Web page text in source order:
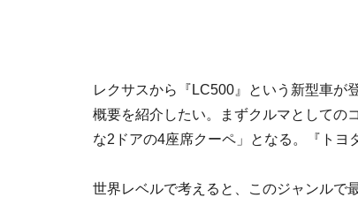
レクサスから『LC500』という新型車が
概要を紹介したい。まずクルマとしての
な2ドアの4座席クーペ」となる。『トヨ
世界レベルで考えると、このジャンルで